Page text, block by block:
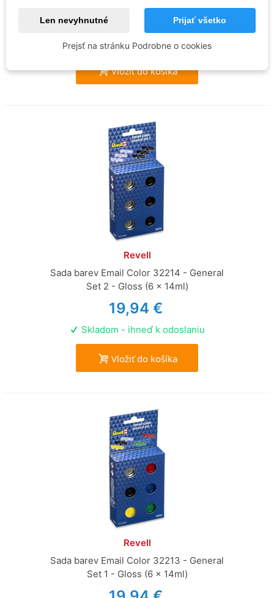
Posledné kusy v sklade
Vložiť do košíka
Revell
Sada barev Email Color 32214 - General
Set 2 - Gloss (6 x 14ml)
19,94 €
Skladom - ihneď k odoslaniu
Vložiť do košíka
Revell
Sada barev Email Color 32213 - General
Set 1 - Gloss (6 x 14ml)
Len nevyhnutné Prijať všetko
Prejsť na stránku Podrobne o cookies